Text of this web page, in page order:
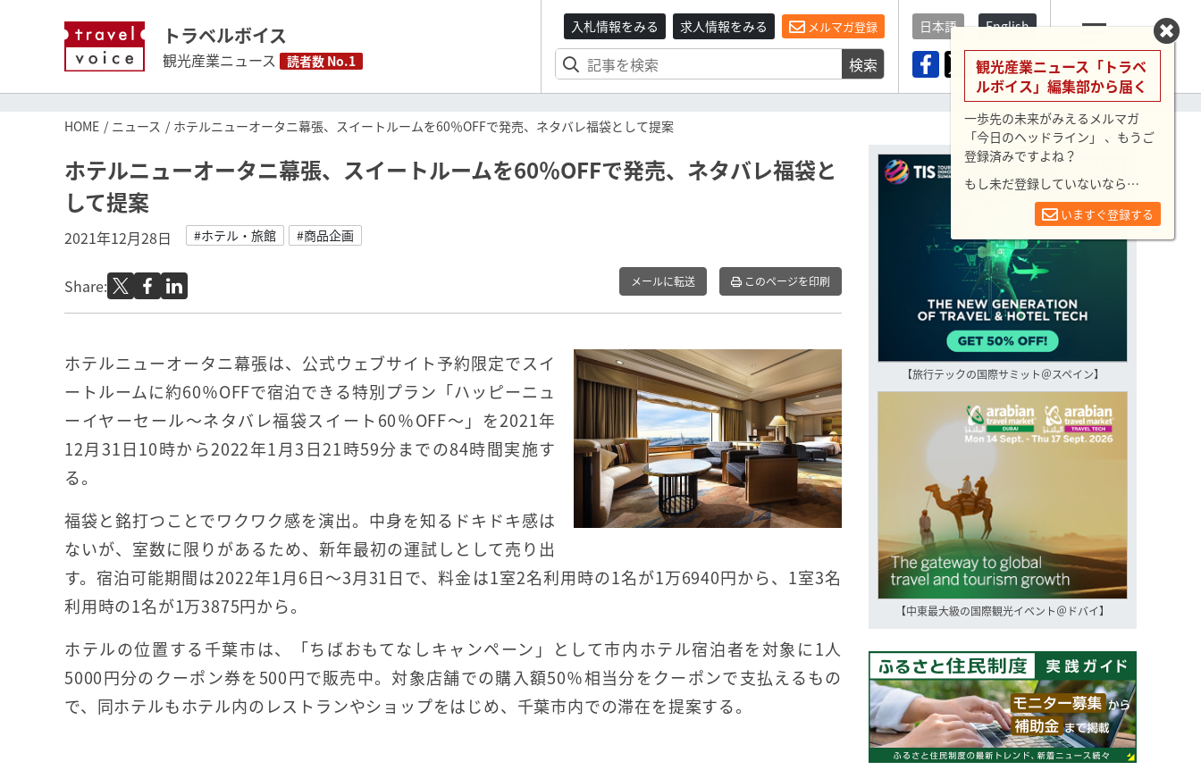
トラベルボイス
観光産業ニュース 読者数 No.1
入札情報をみる 求人情報をみる メルマガ登録
検索
日本語 English
メニュー
HOME ニュース ホテルニューオータニ幕張、スイートルームを60％OFFで発売、ネタバレ福袋として提案
ホテルニューオータニ幕張、スイートルームを60％OFFで発売、ネタバレ福袋と
して提案
2021年12月28日 #ホテル・旅館 #商品企画
Share: メールに転送 このページを印刷
ホテルニューオータニ幕張は、公式ウェブサイト予約限定でスイ
ートルームに約60％OFFで宿泊できる特別プラン「ハッピーニュ
ーイヤーセール～ネタバレ福袋スイート60％OFF～」を2021年
12月31日10時から2022年1月3日21時59分までの84時間実施す
る。
福袋と銘打つことでワクワク感を演出。中身を知るドキドキ感は
ないが、室数に限りがあるため、新年最初の運試しとして売り出
す。宿泊可能期間は2022年1月6日～3月31日で、料金は1室2名利用時の1名が1万6940円から、1室3名
利用時の1名が1万3875円から。
ホテルの位置する千葉市は、「ちばおもてなしキャンペーン」として市内ホテル宿泊者を対象に1人
5000円分のクーポン券を500円で販売中。対象店舗での購入額50％相当分をクーポンで支払えるもの
で、同ホテルもホテル内のレストランやショップをはじめ、千葉市内での滞在を提案する。
【旅行テックの国際サミット＠スペイン】
【中東最大級の国際観光イベント＠ドバイ】
観光産業ニュース「トラベ
ルボイス」編集部から届く
一歩先の未来がみえるメルマガ
「今日のヘッドライン」 、もうご
登録済みですよね？
もし未だ登録していないなら…
いますぐ登録する